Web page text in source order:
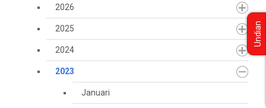
2026
2025
2024
2023
Januari
Undian